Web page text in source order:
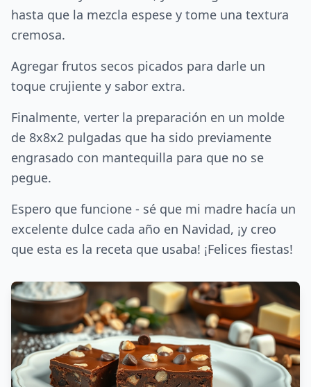
hasta que la mezcla espese y tome una textura
cremosa.
Agregar frutos secos picados para darle un
toque crujiente y sabor extra.
Finalmente, verter la preparación en un molde
de 8x8x2 pulgadas que ha sido previamente
engrasado con mantequilla para que no se
pegue.
Espero que funcione - sé que mi madre hacía un
excelente dulce cada año en Navidad, ¡y creo
que esta es la receta que usaba! ¡Felices fiestas!